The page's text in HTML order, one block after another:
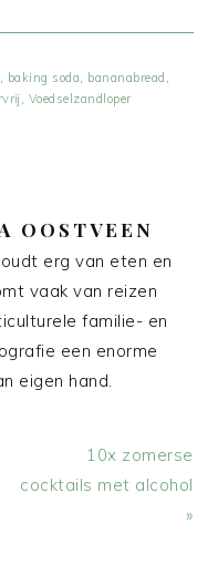
, baking soda, bananabread ,
, Voedselzandloper
OOSTVEEN
erg van eten en
vaak van reizen
familie- en
een enorme
eigen hand.
Volgend
bericht:
10x zomerse
cocktails met alcohol
»